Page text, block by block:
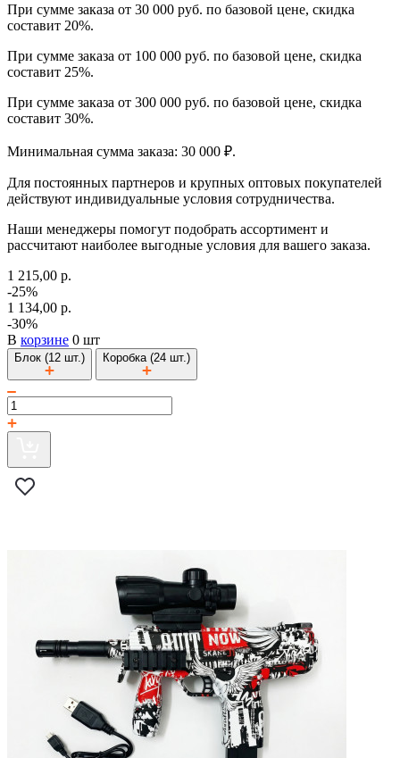
При сумме заказа от 30 000 руб. по базовой цене, скидка
составит 20%.
При сумме заказа от 100 000 руб. по базовой цене, скидка
составит 25%.
При сумме заказа от 300 000 руб. по базовой цене, скидка
составит 30%.
Минимальная сумма заказа: 30 000 ₽.
Для постоянных партнеров и крупных оптовых покупателей
действуют индивидуальные условия сотрудничества.
Наши менеджеры помогут подобрать ассортимент и
рассчитают наиболее выгодные условия для вашего заказа.
1 215,00 р.
-25%
1 134,00 р.
-30%
В корзине 0 шт
Блок (12 шт.) Коробка (24 шт.)